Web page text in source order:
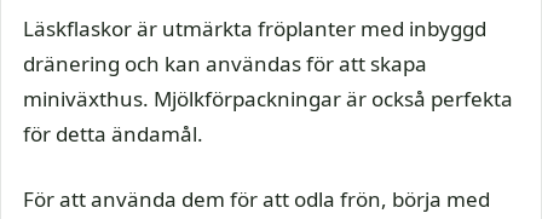
Läskflaskor är utmärkta fröplanter med inbyggd
dränering och kan användas för att skapa
miniväxthus. Mjölkförpackningar är också perfekta
för detta ändamål.
För att använda dem för att odla frön, börja med